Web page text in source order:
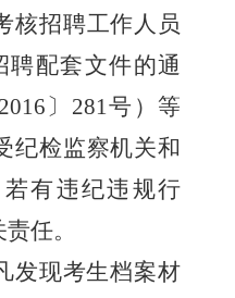
核招聘工作人员
聘配套文件的通
2016 〕 281号）等
纪检监察机关和
有违纪违规行
任。
发现考生档案材